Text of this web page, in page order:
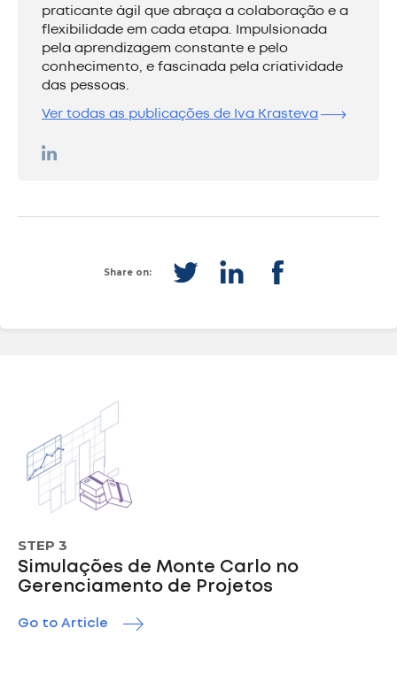
praticante ágil que abraça a colaboração e a
flexibilidade em cada etapa. Impulsionada
pela aprendizagem constante e pelo
conhecimento, e fascinada pela criatividade
das pessoas.
Ver todas as publicações de Iva Krasteva
Share on:
STEP 3
Simulações de Monte Carlo no
Gerenciamento de Projetos
Go to Article